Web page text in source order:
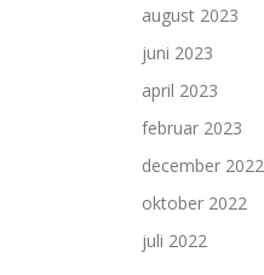
august 2023
juni 2023
april 2023
februar 2023
december 2022
oktober 2022
juli 2022